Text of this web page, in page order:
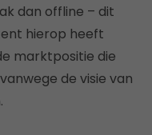
dan offline – dit
hierop heeft
marktpositie die
de visie van